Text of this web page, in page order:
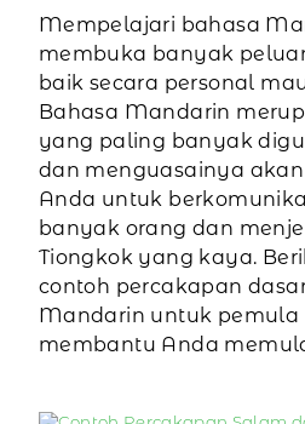
Mempelajari bahasa
membuka banyak
baik secara personal
Bahasa Mandarin
yang paling banyak
dan menguasainya
Anda untuk
banyak orang dan
Tiongkok yang kaya.
contoh percakapan
Mandarin untuk pemula
membantu Anda